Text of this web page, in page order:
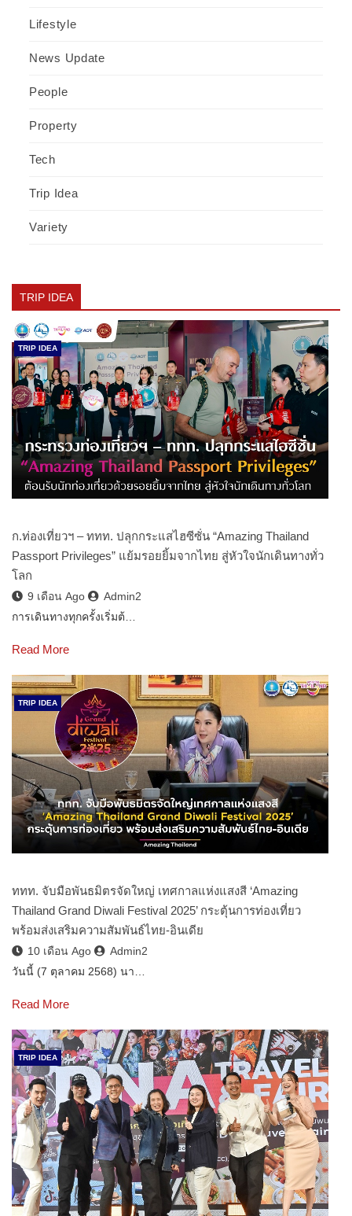
Lifestyle
News Update
People
Property
Tech
Trip Idea
Variety
TRIP IDEA
TRIP IDEA
ก.ท่องเที่ยวฯ – ททท. ปลุกกระแสไฮซีซั่น “Amazing Thailand
Passport Privileges” แย้มรอยยิ้มจากไทย สู่หัวใจนักเดินทางทั่ว
โลก
9 เดือน Ago
Admin2
การเดินทางทุกครั้งเริ่มต้…
Read More
TRIP IDEA
ททท. จับมือพันธมิตรจัดใหญ่ เทศกาลแห่งแสงสี ‘Amazing
Thailand Grand Diwali Festival 2025’ กระตุ้นการท่องเที่ยว
พร้อมส่งเสริมความสัมพันธ์ไทย-อินเดีย
10 เดือน Ago
Admin2
วันนี้ (7 ตุลาคม 2568) นา…
Read More
TRIP IDEA